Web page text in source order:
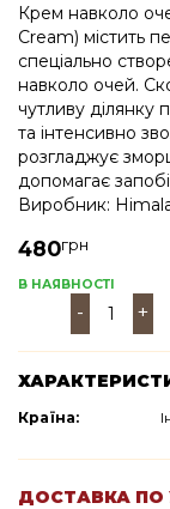
Крем навколо
Cream) містить
спеціально
навколо очей.
чутливу ділянку
та інтенсивно
розгладжує
допомагає
Виробник:
480грн
В НАЯВНОСТІ
- +
Країна:
ДОСТАВКА ПО